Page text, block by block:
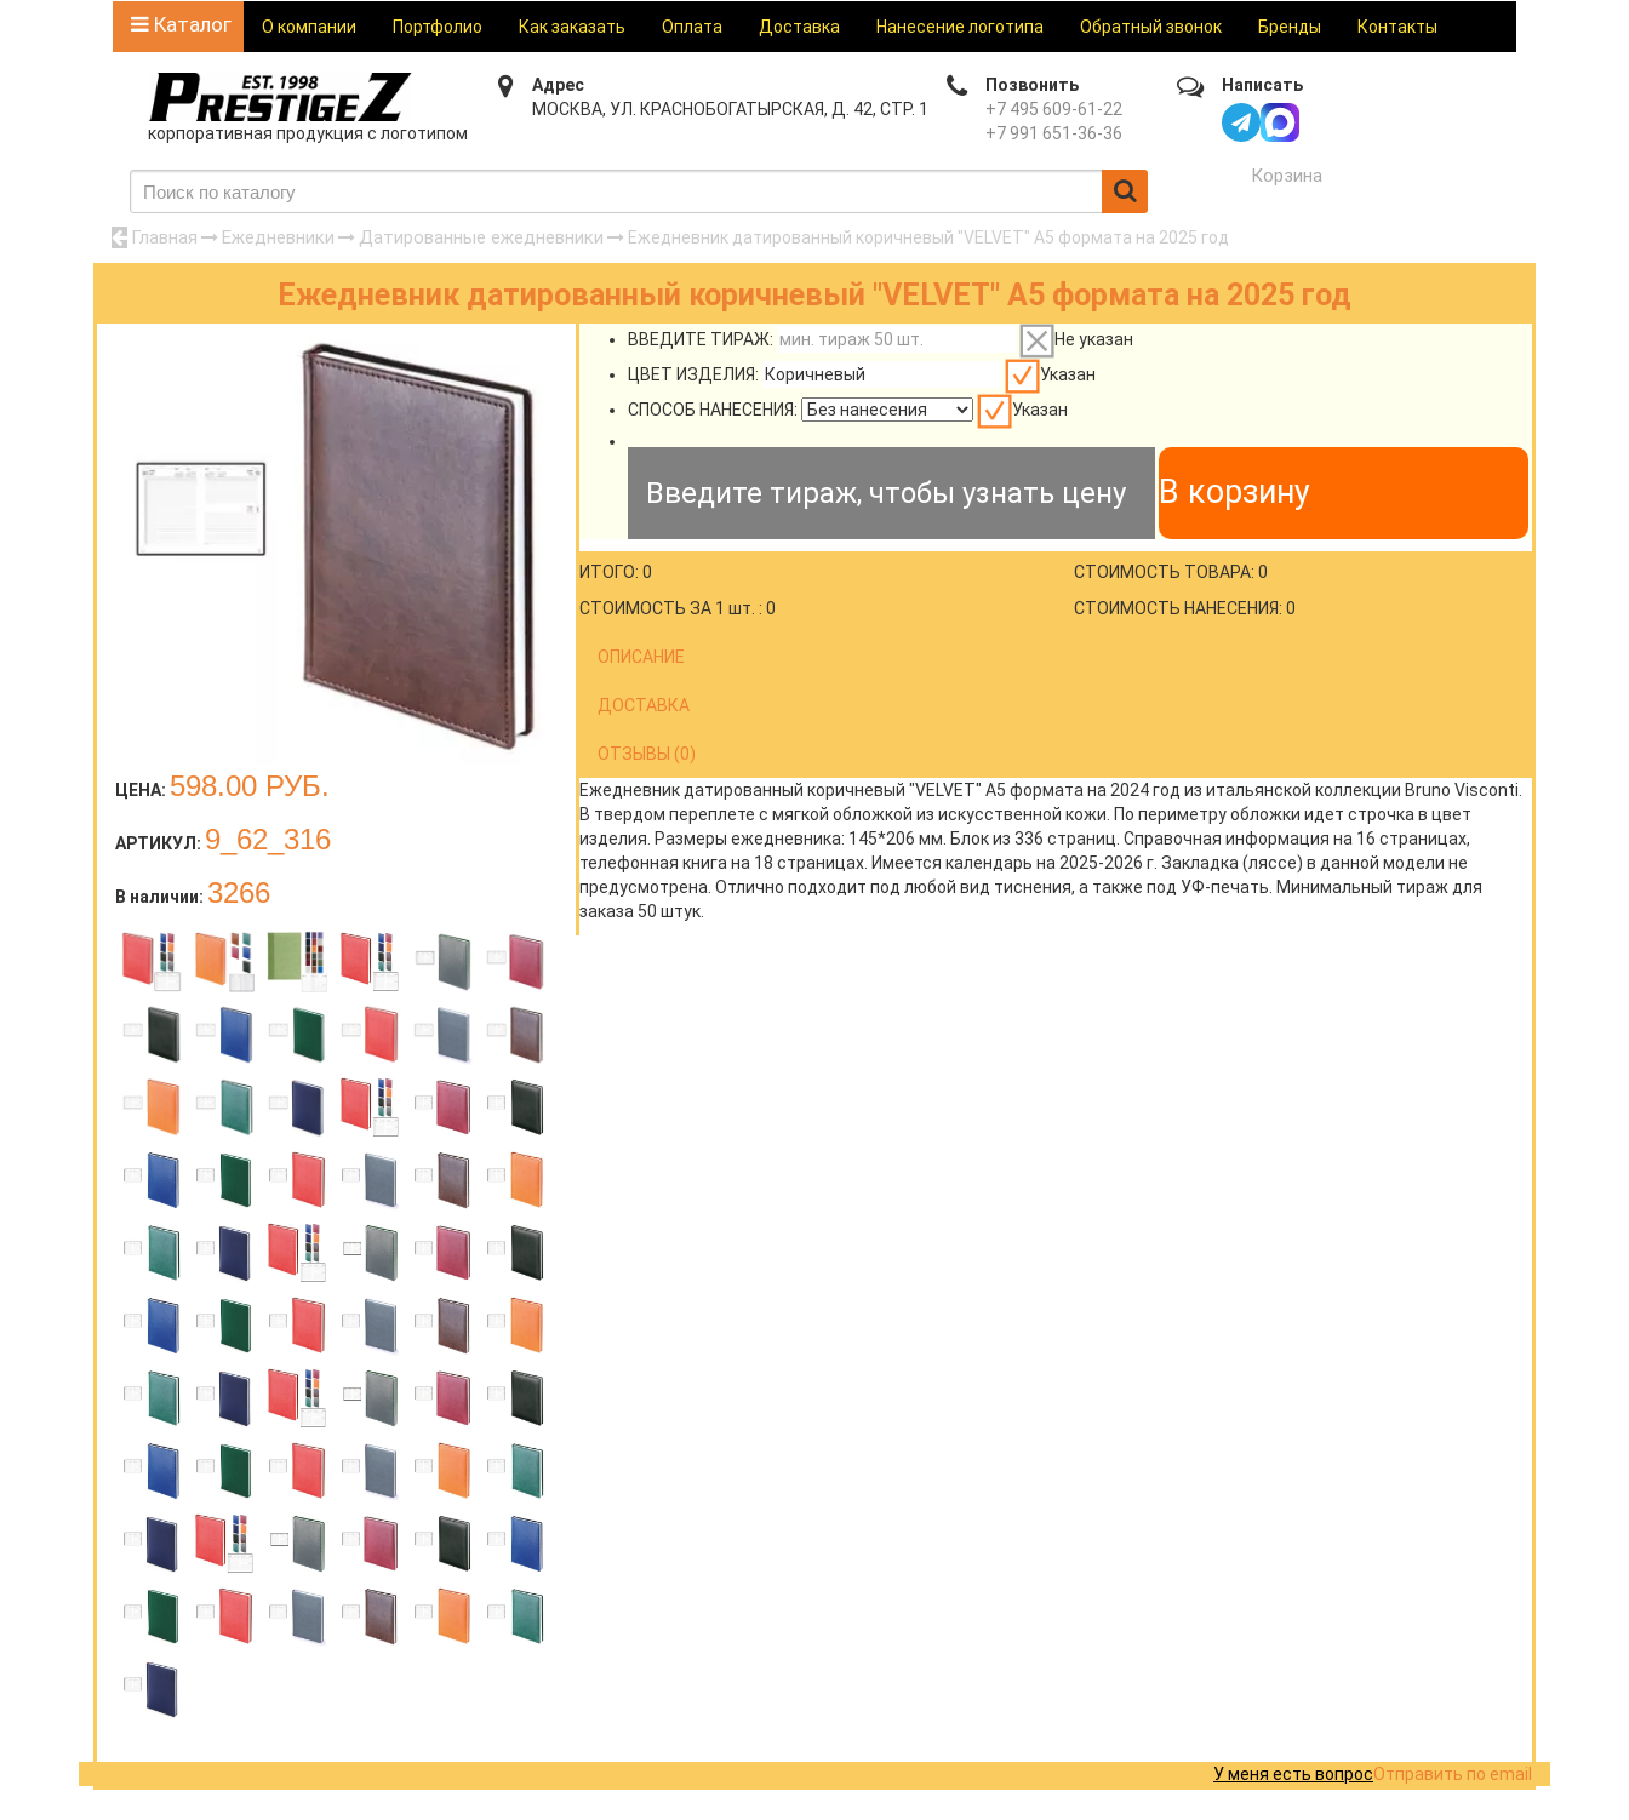
Каталог О компании Портфолио Как заказать Оплата Доставка Нанесение логотипа Обратный звонок Бренды Контакты
корпоративная продукция с логотипом
Адрес
МОСКВА, УЛ. КРАСНОБОГАТЫРСКАЯ, Д. 42, СТР. 1
Позвонить
+7 495 609-61-22
+7 991 651-36-36
Написать
Корзина
Главная Ежедневники Датированные ежедневники Ежедневник датированный коричневый "VELVET" А5 формата на 2025 год
Ежедневник датированный коричневый "VELVET" А5 формата на 2025 год
ЦЕНА: 598.00 РУБ.
АРТИКУЛ: 9_62_316
В наличии: 3266
ВВЕДИТЕ ТИРАЖ:
Не указан
ЦВЕТ ИЗДЕЛИЯ:
Указан
СПОСОБ НАНЕСЕНИЯ:
Указан
Введите тираж, чтобы узнать цену В корзину
ИТОГО: 0
СТОИМОСТЬ ЗА 1 шт. : 0
СТОИМОСТЬ ТОВАРА: 0
СТОИМОСТЬ НАНЕСЕНИЯ: 0
ОПИСАНИЕ
ДОСТАВКА
ОТЗЫВЫ (0)
Ежедневник датированный коричневый "VELVET" А5 формата на 2024 год из итальянской коллекции Bruno Visconti.
В твердом переплете с мягкой обложкой из искусственной кожи. По периметру обложки идет строчка в цвет
изделия. Размеры ежедневника: 145*206 мм. Блок из 336 страниц. Справочная информация на 16 страницах,
телефонная книга на 18 страницах. Имеется календарь на 2025-2026 г. Закладка (ляссе) в данной модели не
предусмотрена. Отлично подходит под любой вид тиснения, а также под УФ-печать. Минимальный тираж для
заказа 50 штук.
Отправить по email
У меня есть вопрос